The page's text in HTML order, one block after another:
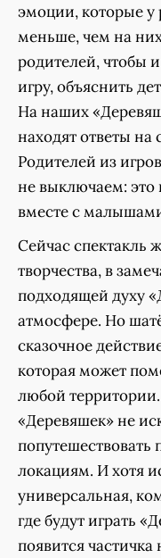
эмоции, которые у
меньше, чем на
родителей, чтобы
игру, объяснить
На наших
находят ответы на
Родителей из
не выключаем:
вместе с
Сейчас спектакль
творчества, в
подходящей духу
атмосфере. Но
сказочное
которая может
любой
«Деревяшек» не
локациям. И хотя
универсальная,
где будут играть
появится частичка